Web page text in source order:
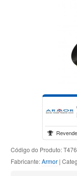
Código do Produto:
Fabricante:Armor |